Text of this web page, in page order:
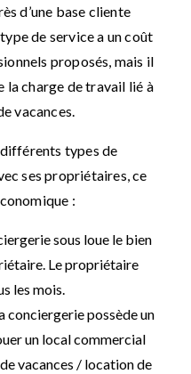
d’une base cliente
de service a un coût
proposés, mais il
la charge de travail lié à
vacances.
types de
ses propriétaires, ce
:
sous loue le bien
Le propriétaire
les mois.
conciergerie possède un
un local commercial
vacances / location de